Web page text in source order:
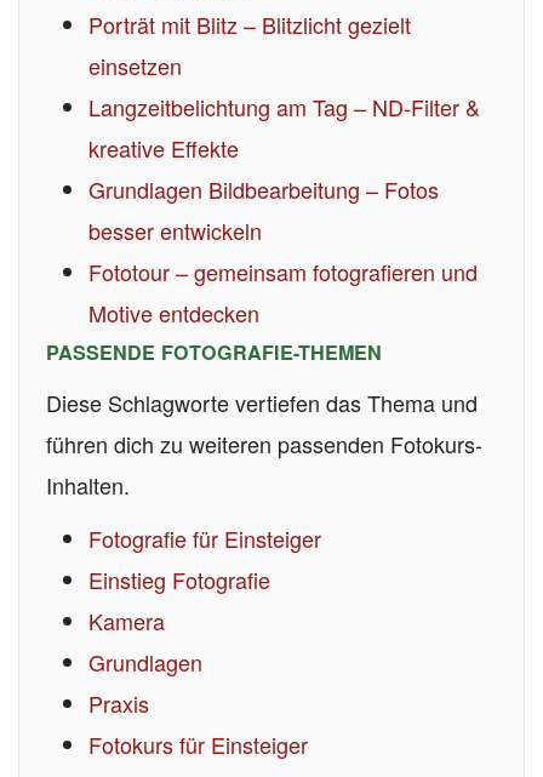
Porträt mit Blitz – Blitzlicht gezielt
einsetzen
Langzeitbelichtung am Tag – ND-Filter &
kreative Effekte
Grundlagen Bildbearbeitung – Fotos
besser entwickeln
Fototour – gemeinsam fotografieren und
Motive entdecken
PASSENDE FOTOGRAFIE-THEMEN
Diese Schlagworte vertiefen das Thema und
führen dich zu weiteren passenden Fotokurs-
Inhalten.
Fotografie für Einsteiger
Einstieg Fotografie
Kamera
Grundlagen
Praxis
Fotokurs für Einsteiger